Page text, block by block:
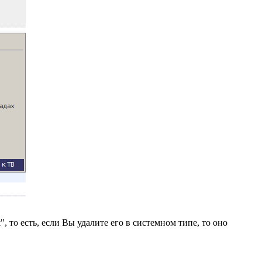
есть, если Вы удалите его в системном типе, то оно